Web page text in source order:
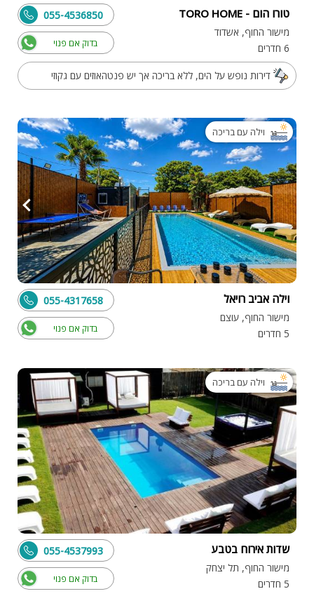
טורו הום - TORO HOME
מישור החוף, אשדוד
6 חדרים
בדוק אם פנוי
055-4536850
דירות נופש על הים, ללא בריכה אך יש פנטהאוזים עם גקוזי
וילה עם בריכה
וילה אביב רויאל
מישור החוף, עוצם
5 חדרים
בדוק אם פנוי
055-4317658
וילה עם בריכה
שדות אירוח בטבע
מישור החוף, תל יצחק
5 חדרים
בדוק אם פנוי
055-4537993